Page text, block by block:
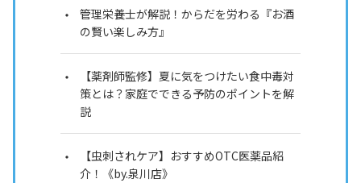
管理栄養士が解説！からだを労わる『お酒
の賢い楽しみ方』
【薬剤師監修】夏に気をつけたい食中毒対
策とは？家庭でできる予防のポイントを解
説
【虫刺されケア】おすすめOTC医薬品紹
介！《by.泉川店》